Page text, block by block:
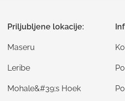
Priljubljene lokacije:
Maseru
Leribe
Mohale&#39;s Hoek